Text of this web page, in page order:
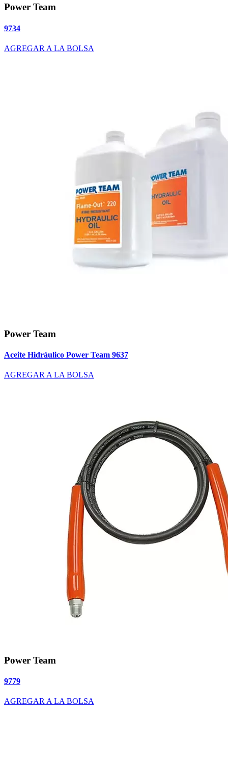
Power Team
9734
AGREGAR A LA BOLSA
Power Team
Aceite Hidráulico Power Team 9637
AGREGAR A LA BOLSA
Power Team
9779
AGREGAR A LA BOLSA